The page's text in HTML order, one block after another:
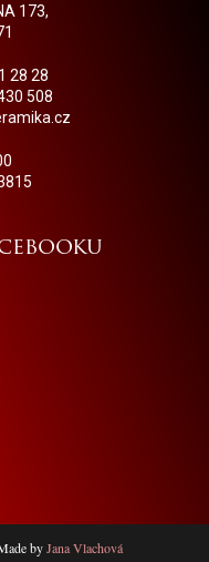
173,
28 28
508
byJana Vlachová